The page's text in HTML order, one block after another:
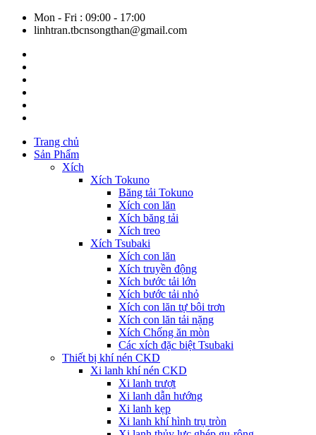
Mon - Fri : 09:00 - 17:00
linhtran.tbcnsongthan@gmail.com
Trang chủ
Sản Phẩm
Xích
Xích Tokuno
Băng tải Tokuno
Xích con lăn
Xích băng tải
Xích treo
Xích Tsubaki
Xích con lăn
Xích truyền động
Xích bước tải lớn
Xích bước tải nhỏ
Xích con lăn tự bôi trơn
Xích con lăn tải nặng
Xích Chống ăn mòn
Các xích đặc biệt Tsubaki
Thiết bị khí nén CKD
Xi lanh khí nén CKD
Xi lanh trượt
Xi lanh dẫn hướng
Xi lanh kẹp
Xi lanh khí hình trụ tròn